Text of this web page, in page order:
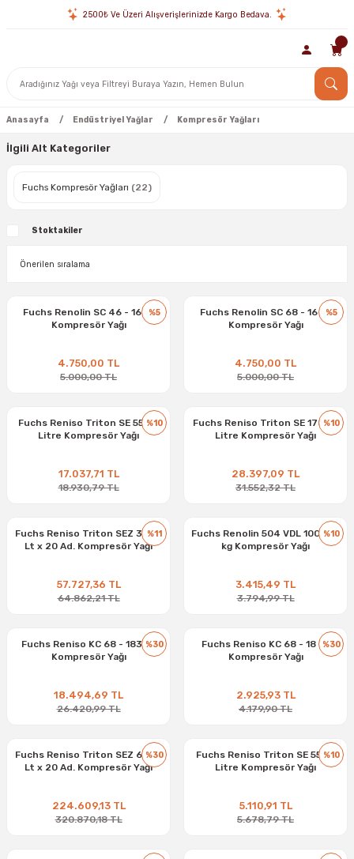
2500₺ Ve Üzeri Alışverişlerinizde Kargo Bedava.
Anasayfa Endüstriyel Yağlar Kompresör Yağları
İlgili Alt Kategoriler
Fuchs Kompresör Yağları (22)
Stoktakiler
%5
Fuchs Renolin SC 46 - 16 kg
Kompresör Yağı
4.750,00 TL
5.000,00 TL
%5
Fuchs Renolin SC 68 - 16 kg
Kompresör Yağı
4.750,00 TL
5.000,00 TL
%10
Fuchs Reniso Triton SE 55 - 5
Litre Kompresör Yağı
17.037,71 TL
18.930,79 TL
%10
Fuchs Reniso Triton SE 170 - 5
Litre Kompresör Yağı
28.397,09 TL
31.552,32 TL
%11
Fuchs Reniso Triton SEZ 32 - 1
Lt x 20 Ad. Kompresör Yağı
57.727,36 TL
64.862,21 TL
%10
Fuchs Renolin 504 VDL 100 - 16
kg Kompresör Yağı
3.415,49 TL
3.794,99 TL
%30
Fuchs Reniso KC 68 - 183 kg
Kompresör Yağı
18.494,69 TL
26.420,99 TL
%30
Fuchs Reniso KC 68 - 18 kg
Kompresör Yağı
2.925,93 TL
4.179,90 TL
%30
Fuchs Reniso Triton SEZ 68 - 1
Lt x 20 Ad. Kompresör Yağı
224.609,13 TL
320.870,18 TL
%10
Fuchs Reniso Triton SE 55 - 1
Litre Kompresör Yağı
5.110,91 TL
5.678,79 TL